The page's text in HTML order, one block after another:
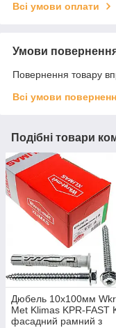
Всі умови оплати
Умови
Повернення товару
Всі умови
Подібні товари
Дюбель 10х100мм
Met Klimas KPR-FAST
фасадний рамний з